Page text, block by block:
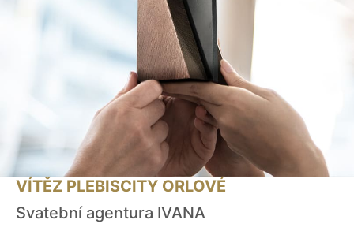
VÍTĚZ PLEBISCITY ORLOVÉ
Svatební agentura IVANA